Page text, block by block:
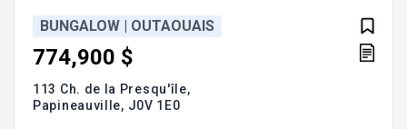
BUNGALOW | OUTAOUAIS
774,900 $
113 Ch. de la Presqu'île,
Papineauville, J0V 1E0